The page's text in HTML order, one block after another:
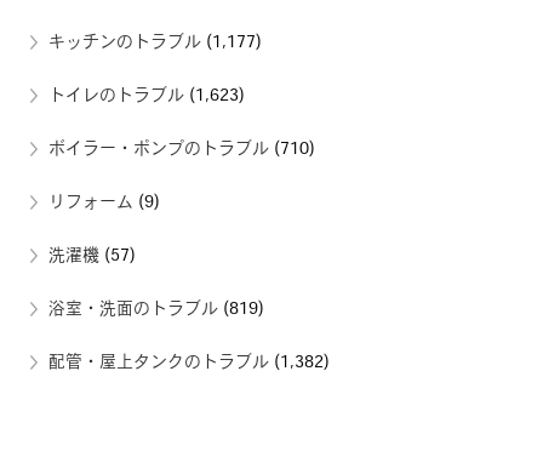
キッチンのトラブル (1,177)
トイレのトラブル (1,623)
ボイラー・ポンプのトラブル (710)
リフォーム (9)
洗濯機 (57)
浴室・洗面のトラブル (819)
配管・屋上タンクのトラブル (1,382)